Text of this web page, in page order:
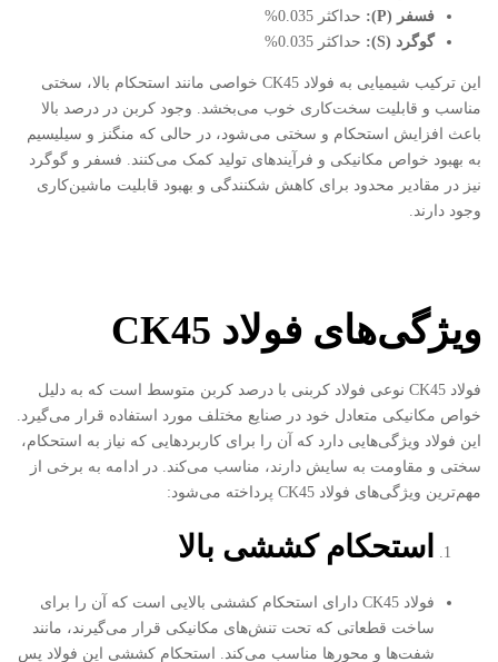
فسفر (P):
حداکثر 0.035%
گوگرد (S): حداکثر 0.035%
این ترکیب شیمیایی به فولاد CK45 خواصی مانند استحکام بالا، سختی
مناسب و قابلیت سخت‌کاری خوب می‌بخشد. وجود کربن در درصد بالا
باعث افزایش استحکام و سختی می‌شود، در حالی که منگنز و سیلیسیم
به بهبود خواص مکانیکی و فرآیندهای تولید کمک می‌کنند. فسفر و گوگرد
نیز در مقادیر محدود برای کاهش شکنندگی و بهبود قابلیت ماشین‌کاری
وجود دارند.
ویژگی‌های فولاد
فولاد CK45 نوعی فولاد کربنی با درصد کربن متوسط است که به دلیل
خواص مکانیکی متعادل خود در صنایع مختلف مورد استفاده قرار می‌گیرد.
این فولاد ویژگی‌هایی دارد که آن را برای کاربردهایی که نیاز به استحکام،
سختی و مقاومت به سایش دارند، مناسب می‌کند. در ادامه به برخی از
مهم‌ترین ویژگی‌های فولاد CK45 پرداخته می‌شود:
استحکام کششی بالا
فولاد CK45 دارای استحکام کششی بالایی است که آن را برای
ساخت قطعاتی که تحت تنش‌های مکانیکی قرار می‌گیرند، مانند
شفت‌ها و محورها مناسب می‌کند. استحکام کششی این فولاد پس